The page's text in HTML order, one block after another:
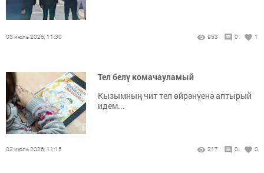
03 июль 2026, 11:30 953 0 1
Тел белү комачауламый
Кызымның чит тел өйрәнүенә аптырый
идем...
03 июль 2026, 11:15 217 0 0